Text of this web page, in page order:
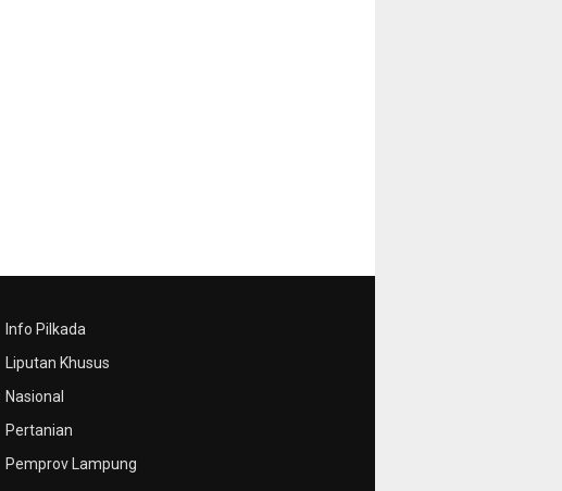
Info Pilkada
Liputan Khusus
Nasional
Pertanian
Pemprov Lampung